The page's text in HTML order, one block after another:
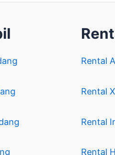
Rental
Rental
Rental
Rental